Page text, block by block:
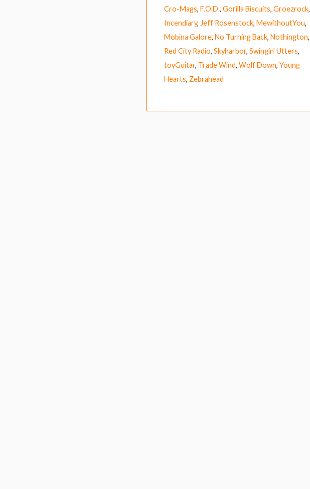
Cro-Mags, F.O.D., Gorilla Biscuits, Groezrock,
Incendiary, Jeff Rosenstock, MewithoutYou,
Mobina Galore, No Turning Back, Nothington,
Red City Radio, Skyharbor, Swingin' Utters,
toyGuitar, Trade Wind, Wolf Down, Young
Hearts, Zebrahead